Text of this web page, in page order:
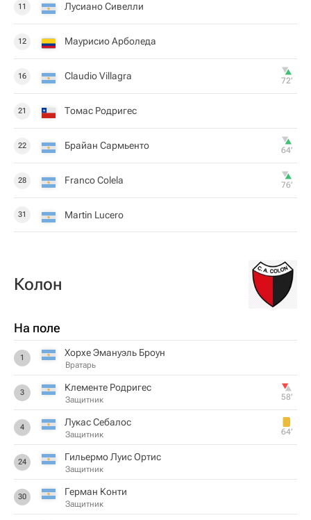
11 Лусиано Сивелли
12 Маурисио Арболеда
16 Claudio Villagra 72‎’‎
21 Томас Родригес
22 Брайан Сармьенто 64‎’‎
28 Franco Colela 76‎’‎
31 Martin Lucero
Колон
На поле
1 Хорхе Эмануэль Броун
Вратарь
3 Клементе Родригес
Защитник 58‎’‎
4 Лукас Себалос
Защитник 64‎’‎
24 Гильермо Луис Ортис
Защитник
30 Герман Конти
Защитник